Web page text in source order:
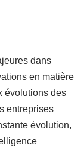
dans
en matière
évolutions des
entreprises
évolution,